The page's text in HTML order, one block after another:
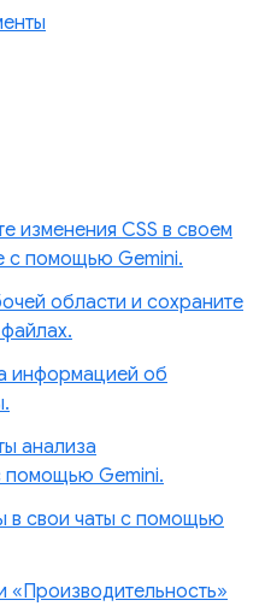
изменения CSS в своем
с помощью Gemini.
области и сохраните
информацией об
анализа
помощью Gemini.
в свои чаты с помощью
«Производительность»